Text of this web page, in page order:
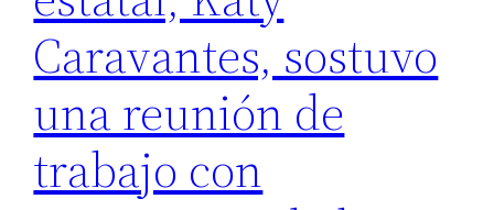
Caravantes, sostuvo
una reunión de
trabajo con